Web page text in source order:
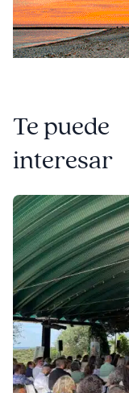
Te puede
interesar